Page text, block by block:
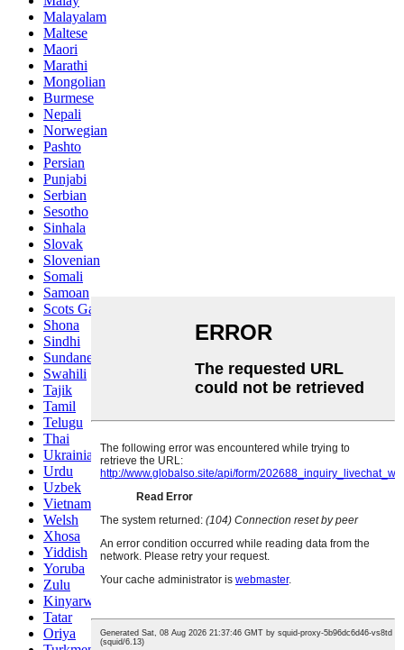
Malayalam
Maltese
Maori
Marathi
Mongolian
Burmese
Nepali
Norwegian
Pashto
Persian
Punjabi
Serbian
Sesotho
Sinhala
Slovak
Slovenian
Somali
Samoan
Scots Gaelic
Shona
Sindhi
Sundanese
Swahili
Tajik
Tamil
Telugu
Thai
Ukrainian
Urdu
Uzbek
Vietnamese
Welsh
Xhosa
Yiddish
Yoruba
Zulu
Kinyarwanda
Tatar
Oriya